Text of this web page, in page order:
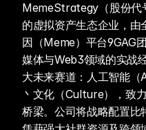
MemeStrategy（股份代
的虚拟资产生态企业，
因（Meme）平台9GAG
媒体与Web3领域的实战
大未来赛道：人工智能（
丶文化（Culture），致
桥梁。公司将战略配置比